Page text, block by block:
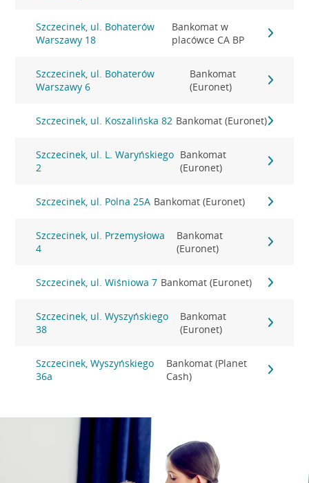
Szczecinek, ul. Bohaterów
Warszawy 18
Bankomat w
placówce CA BP
Szczecinek, ul. Bohaterów
Warszawy 6
Bankomat
(Euronet)
Szczecinek, ul. Koszalińska 82 Bankomat (Euronet)
Szczecinek, ul. L. Waryńskiego
2
Bankomat
(Euronet)
Szczecinek, ul. Polna 25A Bankomat (Euronet)
Szczecinek, ul. Przemysłowa
4
Bankomat
(Euronet)
Szczecinek, ul. Wiśniowa 7 Bankomat (Euronet)
Szczecinek, ul. Wyszyńskiego
38
Bankomat
(Euronet)
Szczecinek, Wyszyńskiego
36a
Bankomat (Planet
Cash)